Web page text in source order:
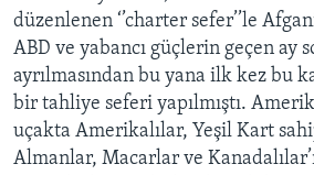
düzenlenen ‘’charter sefer’’le
ABD ve yabancı güçlerin geçen ay
ayrılmasından bu yana ilk kez bu
bir tahliye seferi yapılmıştı.
uçakta Amerikalılar, Yeşil Kart
Almanlar, Macarlar ve